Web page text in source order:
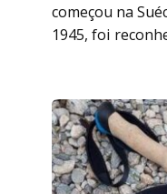
começou na
1945, foi